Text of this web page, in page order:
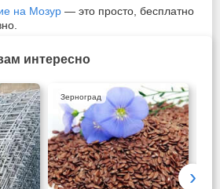
на Мозур — это просто, бесплатно
интересно
Зерноград
›